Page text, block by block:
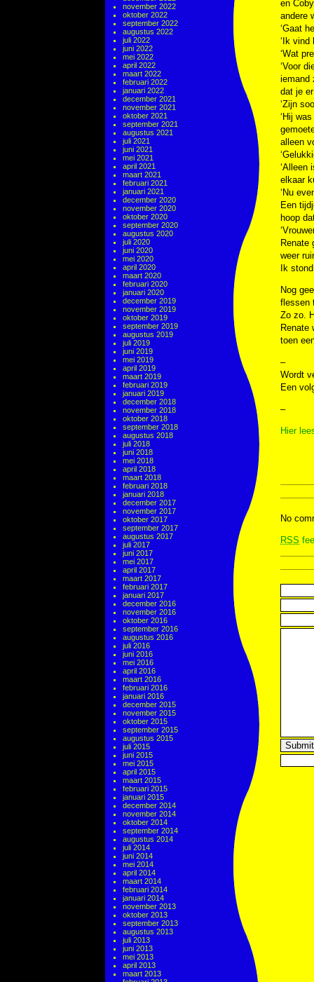
november 2022
oktober 2022
september 2022
augustus 2022
juli 2022
juni 2022
mei 2022
april 2022
maart 2022
februari 2022
januari 2022
december 2021
november 2021
oktober 2021
september 2021
augustus 2021
juli 2021
juni 2021
mei 2021
april 2021
maart 2021
februari 2021
januari 2021
december 2020
november 2020
oktober 2020
september 2020
augustus 2020
juli 2020
juni 2020
mei 2020
april 2020
maart 2020
februari 2020
januari 2020
december 2019
november 2019
oktober 2019
september 2019
augustus 2019
juli 2019
juni 2019
mei 2019
april 2019
maart 2019
februari 2019
januari 2019
december 2018
november 2018
oktober 2018
september 2018
augustus 2018
juli 2018
juni 2018
mei 2018
april 2018
maart 2018
februari 2018
januari 2018
december 2017
november 2017
oktober 2017
september 2017
augustus 2017
juli 2017
juni 2017
mei 2017
april 2017
maart 2017
februari 2017
januari 2017
december 2016
november 2016
oktober 2016
september 2016
augustus 2016
juli 2016
juni 2016
mei 2016
april 2016
maart 2016
februari 2016
januari 2016
december 2015
november 2015
oktober 2015
september 2015
augustus 2015
juli 2015
juni 2015
mei 2015
april 2015
maart 2015
februari 2015
januari 2015
december 2014
november 2014
oktober 2014
september 2014
augustus 2014
juli 2014
juni 2014
mei 2014
april 2014
maart 2014
februari 2014
januari 2014
november 2013
oktober 2013
september 2013
augustus 2013
juli 2013
juni 2013
mei 2013
april 2013
maart 2013
en
andere
‘Gaat
‘Ik vind
‘Wat
‘Voor
iemand
dat je
‘Zijn
‘Hij
alleen
‘Alleen
elkaar
‘Nu
Een
hoop
Renate
weer
Ik
Nog
flessen
Zo zo.
Renate
toen
–
Wordt
Een
–
Hier
No
RSS